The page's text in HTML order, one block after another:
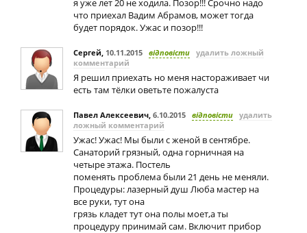
я уже лет 20 не ходила. Позор!!! Срочно надо
что приехал Вадим Абрамов, может тогда
будет порядок. Ужас и позор!!!
Сергей, 10.11.2015 відповісти удалить ложный
комментарий
Я решил приехать но меня настораживает чи
есть там тёлки оветьте пожалуста
Павел Алексеевич, 6.10.2015 відповісти удалить
ложный комментарий
Ужас! Ужас! Мы были с женой в сентябре.
Санаторий грязный, одна горничная на
четыре этажа. Постель
поменять проблема были 21 день не меняли.
Процедуры: лазерный душ Люба мастер на
все руки, тут она
грязь кладет тут она полы моет,а ты
процедуру принимай сам. Включит прибор